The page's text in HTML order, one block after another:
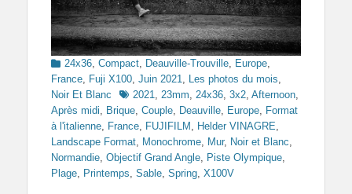
Categories
24x36 Compact Deauville-Trouville Europe
France Fuji X100 Juin 2021 Les photos du mois
Noir Et Blanc
Tags2021 23mm 24x36 3x2 Afternoon
Après midi
Brique Couple Deauville Europe Format
à l'italienne France FUJIFILM Helder VINAGRE
Landscape Format Monochrome Mur, Noir et Blanc
Normandie Objectif Grand Angle Piste Olympique
Plage Printemps Sable Spring X100V